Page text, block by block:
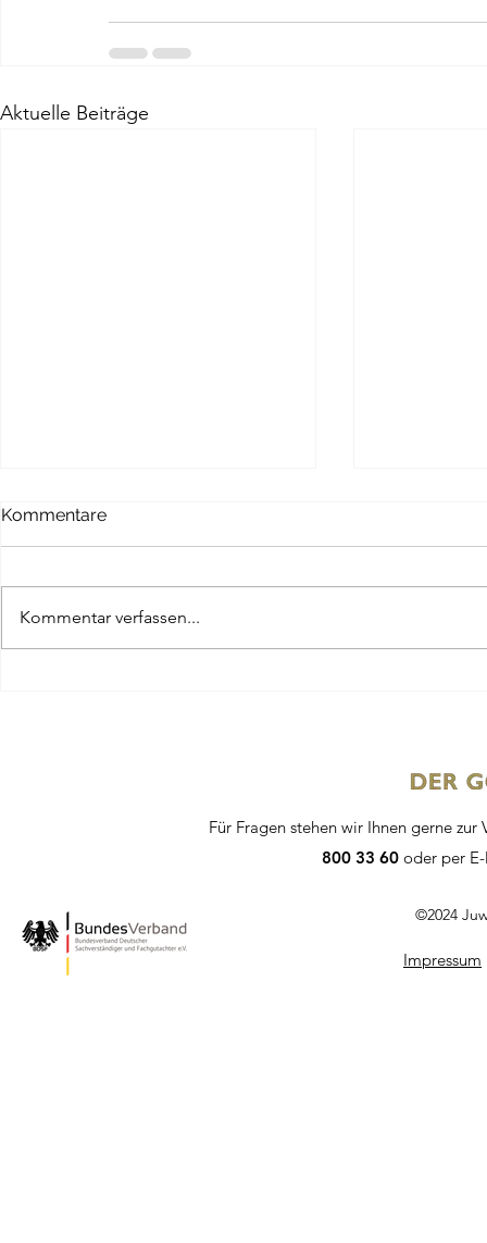
Aktuelle Beiträge
Kommentare
Kommentar verfassen...
Für Fragen stehen wir Ihnen gerne
800 33 60oder per
©2024
Impressum